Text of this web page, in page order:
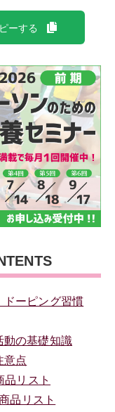
ーする
ドーピング習慣
動の基礎知識
意点
品リスト
品リスト